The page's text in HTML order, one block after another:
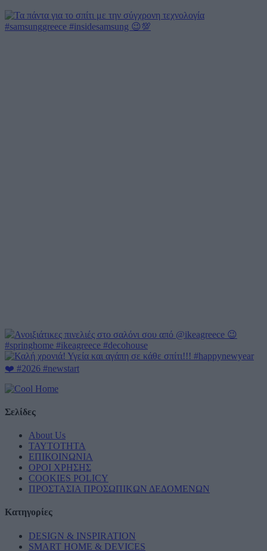
Σελίδες
About Us
ΤΑΥΤΟΤΗΤΑ
ΕΠΙΚΟΙΝΩΝΙΑ
ΟΡΟΙ ΧΡΗΣΗΣ
COOKIES POLICY
ΠΡΟΣΤΑΣΙΑ ΠΡΟΣΩΠΙΚΩΝ ΔΕΔΟΜΕΝΩΝ
Κατηγορίες
DESIGN & INSPIRATION
SMART HOME & DEVICES